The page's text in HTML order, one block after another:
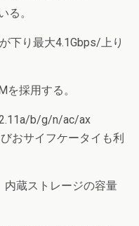
。
下り最大4.1Gbps/上り
を採用する。
b/g/n/ac/ax
おサイフケータイも利
内蔵ストレージの容量